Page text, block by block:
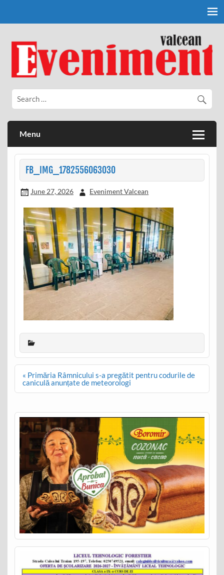
Eveniment Valcean
Menu
FB_IMG_1782556063030
June 27, 2026 Eveniment Valcean
Post
navigation
« Primăria Râmnicului s-a pregătit pentru codurile de
caniculă anunțate de meteorologi